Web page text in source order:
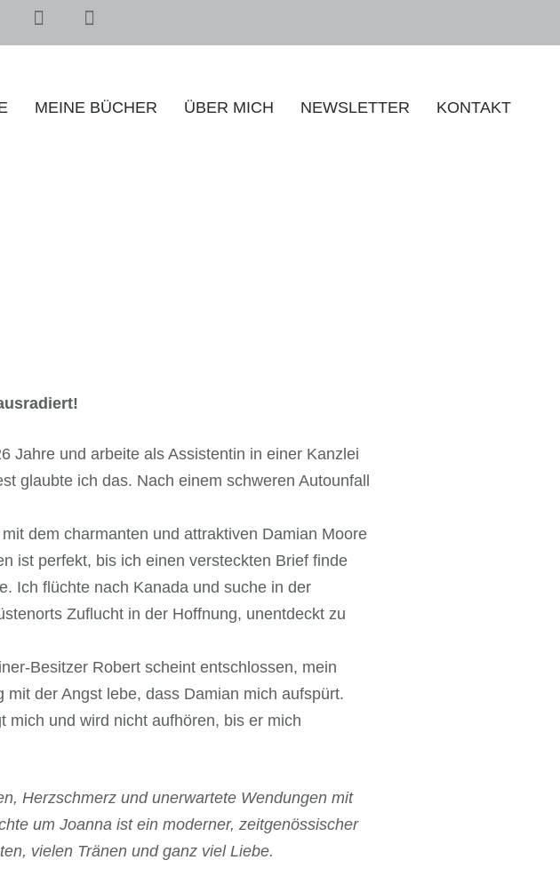
MEINE BÜCHER ÜBER MICH NEWSLETTER KONTAKT
Jahre und arbeite als Assistentin in einer Kanzlei
glaubte ich das. Nach einem schweren Autounfall
dem charmanten und attraktiven Damian Moore
ist perfekt, bis ich einen versteckten Brief finde
Ich flüchte nach Kanada und suche in der
Zuflucht in der Hoffnung, unentdeckt zu
Besitzer Robert scheint entschlossen, mein
der Angst lebe, dass Damian mich aufspürt.
mich und wird nicht aufhören, bis er mich
Herzschmerz und unerwartete Wendungen mit
um Joanna ist ein moderner, zeitgenössischer
vielen Tränen und ganz viel Liebe.